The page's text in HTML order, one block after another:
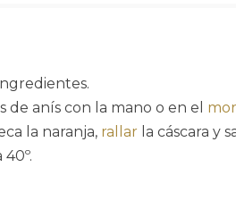
de anís con la mano o en el
la naranja, rallar la cáscara y